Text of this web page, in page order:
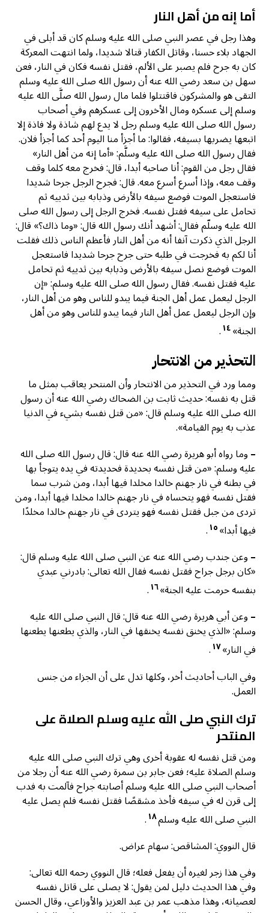
أما إنه من أهل النار
وهذا رجل في عصر النبي صلى الله عليه وسلم كان قد أبلى في
الجهاد بلاء حسنا، وقاتل الكفار قتالا شديدا، ولما انتهت المعركة
كان به جرح فلم يصبر على الألم، فقتل نفسه فكان في النار، فعن
سهل بن سعد رضي الله عنه أن رسول الله صلى الله عليه وسلم
التقى هو والمشركون فاقتتلوا فلما مال رسول الله صلَّى الله عليه
وسلم إلى عسكره ومال الأخرون إلى عسكرهم وفي أصحاب
رسول الله صلى الله عليه وسلم رجل لا يدع لهم شاذة ولا فاذة إلا
اتبعها يضربها بسيفه، فقالوا: ما أجزأ منا اليوم أحد كما أجزأ فلان.
فقال رسول الله صلى الله عليه وسلَّم: «أما إنه من أهل النار»
فقال رجل من القوم: أنا صاحبه أبدا، قال: فخرج معه كلما وقف
وقف معه، وإذا أسرع أسرع معه. قال: فجرح الرجل جرحا شديدا
فاستعجل الموت فوضع سيفه بالأرض وذبابه بين ثدييه ثم
تحامل على سيفه فقتل نفسه. فخرج الرجل إلى رسول الله صلى
الله عليه وسلّم فقال: أشهد أنك رسول الله قال: «وما ذاك؟» قال:
الرجل الذي ذكرت آنفا أنه من أهل النار فأعظم الناس ذلك فقلت
أنا لكم به فخرجت في طلبه حتى جرح جرحا شديدا فاستعجل
الموت فوضع نصل سيفه بالأرض وذبابه بين ثدييه ثم تحامل
عليه فقتل نفسه. فقال رسول الله صلى الله عليه وسلم: «إن
الرجل ليعمل عمل أهل الجنة فيما يبدو للناس وهو من أهل النار،
وإن الرجل ليعمل عمل أهل النار فيما يبدو للناس وهو من أهل
الجنة»١٤.
التحذير من الانتحار
ومما ورد في التحذير من الانتحار وأن المنتحر يعاقب بمثل ما
قتل به نفسه: حديث ثابت بن الضحاك رضي الله عنه أن رسول
الله صلى الله عليه وسلم قال: «من قتل نفسه بشيء في الدنيا
عذب به يوم القيامة».
–وما رواه أبو هريرة رضي الله عنه قال: قال رسول الله صلى الله
عليه وسلم: «من قتل نفسه بحديدة فحديدته في يده يتوجأ بها
في بطنه في نار جهنم خالدا مخلدا فيها أبدا، ومن شرب سما
فقتل نفسه فهو يتحساه في نار جهنم خالدا مخلدا فيها أبدا، ومن
تردى من جبل فقتل نفسه فهو يتردى في نار جهنم خالدا مخلدًا
فيها أبدا»١٥.
–وعن جندب رضي الله عنه عن النبي صلى الله عليه وسلم قال:
«كان برجل جراح فقتل نفسه فقال الله تعالى: بادرني عبدي
بنفسه حرمت عليه الجنة»١٦.
–وعن أبي هريرة رضي الله عنه قال: قال النبي صلى الله عليه
وسلم: «الذي يخنق نفسه يخنقها في النار، والذي يطعنها يطعنها
في النار»١٧.
وفي الباب أحاديث أخر، وكلها تدل على أن الجزاء من جنس
العمل.
ترك النبي صلى الله عليه وسلم الصلاة على
المنتحر
ومن قتل نفسه له عقوبة أخرى وهي ترك النبي صلى الله عليه
وسلم الصلاة عليه؛ فعن جابر بن سمرة رضي الله عنه أن رجلا من
أصحاب النبي صلى الله عليه وسلم أصابته جراح فآلمت به فدب
إلى قرن له في سيفه فأخذ مشقصًا فقتل نفسه فلم يصل عليه
النبي صلى الله عليه وسلم١٨.
قال النووي: المشاقص: سهام عراض.
وفي هذا زجر لغيره أن يفعل فعله؛ قال النووي رحمه الله تعالى:
وفي هذا الحديث دليل لمن يقول: لا يصلى على قاتل نفسه
لعصيانه، وهذا مذهب عمر بن عبد العزيز والأوزاعي، وقال الحسن